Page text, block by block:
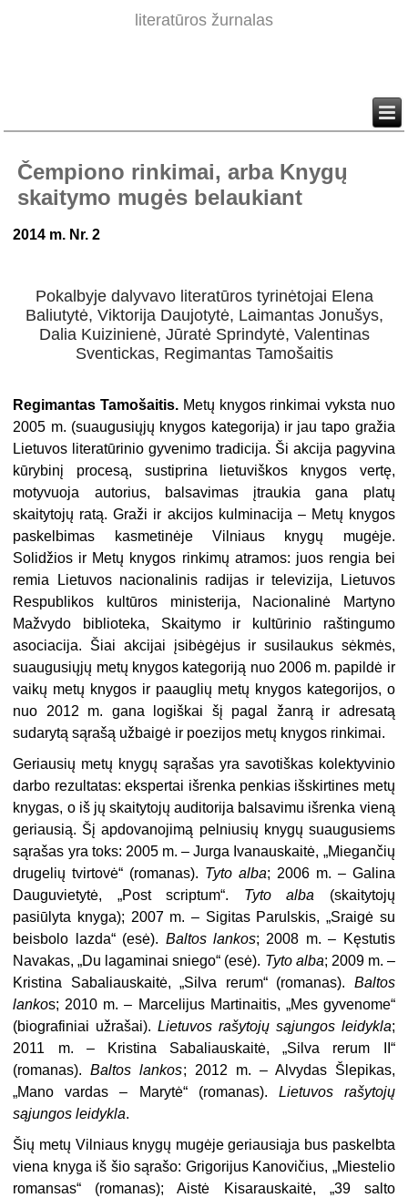
literatūros žurnalas
Čempiono rinkimai, arba Knygų
skaitymo mugės belaukiant
2014 m. Nr. 2
Pokalbyje dalyvavo literatūros tyrinėtojai Elena
Baliutytė, Viktorija Daujotytė, Laimantas Jonušys,
Dalia Kuizinienė, Jūratė Sprindytė, Valentinas
Sventickas, Regimantas Tamošaitis
Regimantas Tamošaitis. Metų knygos rinkimai vyksta nuo
2005 m. (suaugusiųjų knygos kategorija) ir jau tapo gražia
Lietuvos literatūrinio gyvenimo tradicija. Ši akcija pagyvina
kūrybinį procesą, sustiprina lietuviškos knygos vertę,
motyvuoja autorius, balsavimas įtraukia gana platų
skaitytojų ratą. Graži ir akcijos kulminacija – Metų knygos
paskelbimas kasmetinėje Vilniaus knygų mugėje.
Solidžios ir Metų knygos rinkimų atramos: juos rengia bei
remia Lietuvos nacionalinis radijas ir televizija, Lietuvos
Respublikos kultūros ministerija, Nacionalinė Martyno
Mažvydo biblioteka, Skaitymo ir kultūrinio raštingumo
asociacija. Šiai akcijai įsibėgėjus ir susilaukus sėkmės,
suaugusiųjų metų knygos kategoriją nuo 2006 m. papildė ir
vaikų metų knygos ir paauglių metų knygos kategorijos, o
nuo 2012 m. gana logiškai šį pagal žanrą ir adresatą
sudarytą sąrašą užbaigė ir poezijos metų knygos rinkimai.
Geriausių metų knygų sąrašas yra savotiškas kolektyvinio
darbo rezultatas: ekspertai išrenka penkias išskirtines metų
knygas, o iš jų skaitytojų auditorija balsavimu išrenka vieną
geriausią. Šį apdovanojimą pelniusių knygų suaugusiems
sąrašas yra toks: 2005 m. – Jurga Ivanauskaitė, „Miegančių
drugelių tvirtovė“ (romanas). Tyto alba; 2006 m. – Galina
Dauguvietytė, „Post scriptum“. Tyto alba (skaitytojų
pasiūlyta knyga); 2007 m. – Sigitas Parulskis, „Sraigė su
beisbolo lazda“ (esė). Baltos lankos; 2008 m. – Kęstutis
Navakas, „Du lagaminai sniego“ (esė). Tyto alba; 2009 m. –
Kristina Sabaliauskaitė, „Silva rerum“ (romanas). Baltos
lankos; 2010 m. – Marcelijus Martinaitis, „Mes gyvenome“
(biografiniai užrašai).Lietuvos rašytojų sąjungos leidykla;
2011 m. – Kristina Sabaliauskaitė, „Silva rerum II“
(romanas).Baltos lankos; 2012 m. – Alvydas Šlepikas,
„Mano vardas – Marytė“ (romanas). Lietuvos rašytojų
sąjungos leidykla.
Šių metų Vilniaus knygų mugėje geriausiąja bus paskelbta
viena knyga iš šio sąrašo: Grigorijus Kanovičius, „Miestelio
romansas“ (romanas); Aistė Kisarauskaitė, „39 salto